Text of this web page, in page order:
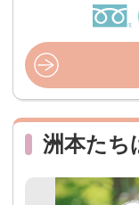
洲本たち